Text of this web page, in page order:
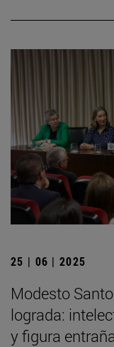
25 | 06 | 2025
Modesto
lograda:
y figura